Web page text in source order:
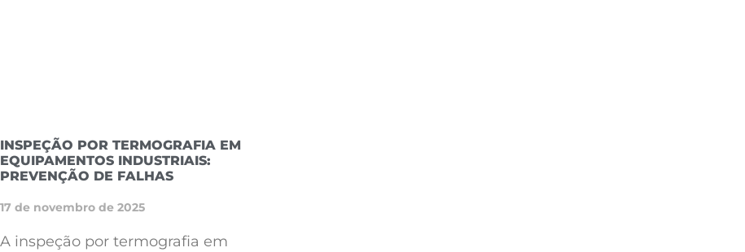
INSPEÇÃO POR TERMOGRAFIA EM
EQUIPAMENTOS INDUSTRIAIS:
PREVENÇÃO DE FALHAS
17 de novembro de 2025
A inspeção por termografia em